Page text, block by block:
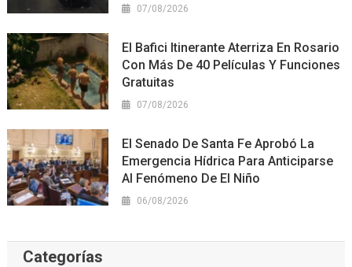
07/08/2026
El Bafici Itinerante Aterriza En Rosario
Con Más De 40 Películas Y Funciones
Gratuitas
07/08/2026
El Senado De Santa Fe Aprobó La
Emergencia Hídrica Para Anticiparse
Al Fenómeno De El Niño
06/08/2026
Categorías